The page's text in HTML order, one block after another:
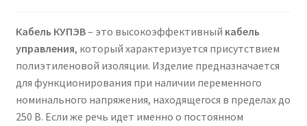
Заказать отмотку
Кабель КУПЭВ– это высокоэффективный кабель
управления, который характеризуется присутствием
полиэтиленовой изоляции. Изделие предназначается
для функционирования при наличии переменного
номинального напряжения, находящегося в пределах до
250 В. Если же речь идет именно о постоянном